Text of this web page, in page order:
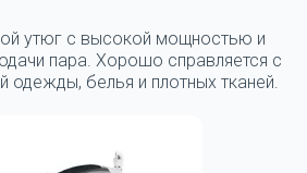
утюг с высокой мощностью и
пара. Хорошо справляется с
одежды, белья и плотных тканей.